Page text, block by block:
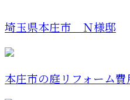
埼玉県本庄市 Ｎ様邸
本庄市の庭リフォーム